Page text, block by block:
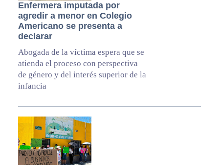
Enfermera imputada por
agredir a menor en Colegio
Americano se presenta a
declarar
Abogada de la víctima espera que se
atienda el proceso con perspectiva
de género y del interés superior de la
infancia